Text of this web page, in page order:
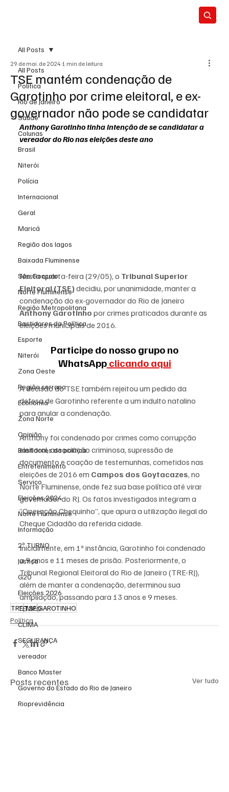
All Posts
Política
Rio de Janeiro
Saúde
Colunas
Brasil
Niterói
Polícia
Internacional
Geral
Maricá
Região dos lagos
Baixada Fluminense
São Gonçalo
Norte Fluminense
Região Metropolitana
Bastidores da Política
Esporte
Niterói
Zona Oeste
Região serrana
Economia
Zona Norte
Opinião
Bastidores da política
Entretenimento
Serviço
Eleições 2024
Norte Fluminense
Informação
2º TURNO
Justiça
G20
Eleições 2026
TEMPO
CLIMA
SEGURANÇA
vereador
Banco Master
Governo do Estado do Rio de Janeiro
Rioprevidência
All Posts
TSE mantém condenação de
Garotinho por crime eleitoral, e ex-
governador não pode se candidatar
29 de mai. de 2024 1 min de leitura
Anthony Garotinho tinha intenção de se candidatar a
vereador do Rio nas eleições deste ano
Nesta quarta-feira (29/05), o Tribunal Superior
Eleitoral (TSE) decidiu, por unanimidade, manter a
condenação do ex-governador do Rio de Janeiro
Anthony Garotinho por crimes praticados durante as
eleições municipais de 2016.
Participe do nosso grupo no
WhatsApp clicando aqui
A decisão do TSE também rejeitou um pedido da
defesa de Garotinho referente a um indulto natalino
para anular a condenação.
Anthony foi condenado por crimes como corrupção
eleitoral, associação criminosa, supressão de
documento e coação de testemunhas, cometidos nas
eleições de 2016 em Campos dos Goytacazes, no
Norte Fluminense, onde fez sua base política até virar
governador do RJ. Os fatos investigados integram a
”Operação Chequinho”, que apura a utilização ilegal do
Cheque Cidadão da referida cidade.
Inicialmente, em 1ª instância, Garotinho foi condenado
a 9 anos e 11 meses de prisão. Posteriormente, o
Tribunal Regional Eleitoral do Rio de Janeiro (TRE-RJ),
além de manter a condenação, determinou sua
ampliação, passando para 13 anos e 9 meses.
TRETSEGAROTINHO
Política
Posts recentes Ver tudo